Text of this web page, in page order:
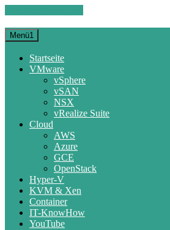
Menü1
Startseite
VMware
vSphere
vSAN
NSX
vRealize Suite
Cloud
AWS
Azure
GCE
OpenStack
Hyper-V
KVM & Xen
Container
IT-KnowHow
YouTube